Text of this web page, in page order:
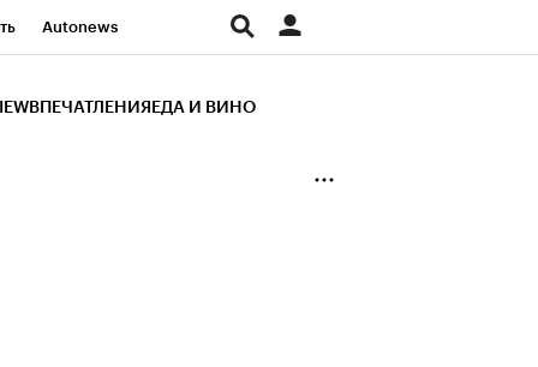
Autonews
ВПЕЧАТЛЕНИЯ ЕДА И ВИНО